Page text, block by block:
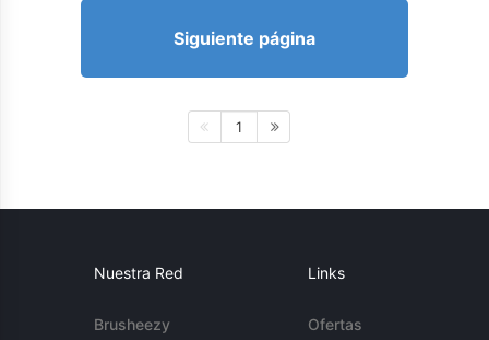
Siguiente página
1
Nuestra Red
Brusheezy
Links
Ofertas